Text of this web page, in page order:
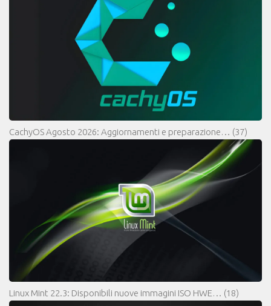
CachyOS Agosto 2026: Aggiornamenti e preparazione… (37)
Linux Mint 22.3: Disponibili nuove immagini ISO HWE… (18)